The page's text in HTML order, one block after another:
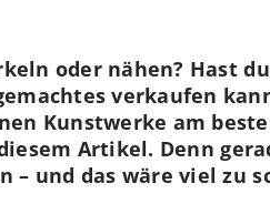
oder nähen? Hast
verkaufen
Kunstwerke am
Artikel. Denn
– und das wäre viel zu